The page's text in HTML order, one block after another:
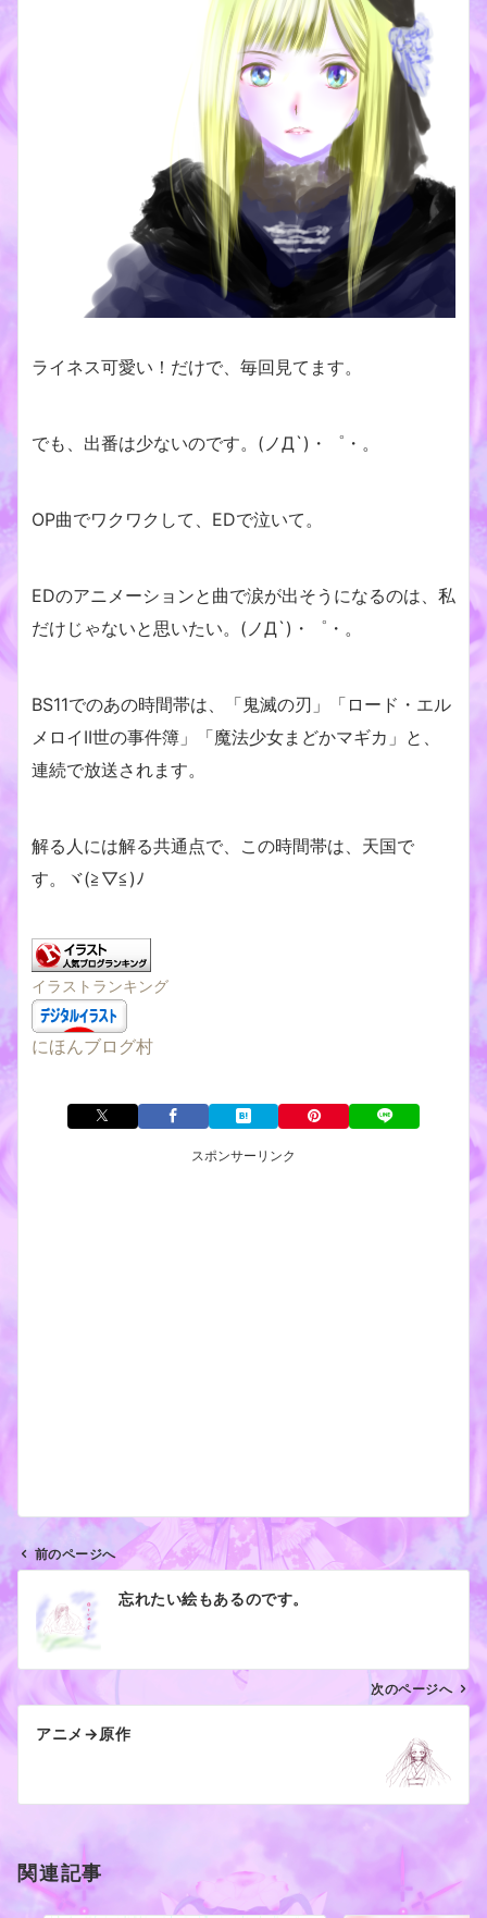
ライネス可愛い！だけで、毎回見てます。
でも、出番は少ないのです。(ノД`)・゜・。
OP曲でワクワクして、EDで泣いて。
EDのアニメーションと曲で涙が出そうになるのは、私
だけじゃないと思いたい。(ノД`)・゜・。
BS11でのあの時間帯は、「鬼滅の刃」「ロード・エル
メロイII世の事件簿」「魔法少女まどかマギカ」と、
連続で放送されます。
解る人には解る共通点で、この時間帯は、天国で
す。ヾ(≧▽≦)ﾉ
イラストランキング
にほんブログ村
スポンサーリンク
ゲ
シ
ン
前のページへ
忘れたい絵もあるのです。
次のページへ
アニメ→原作
関連記事